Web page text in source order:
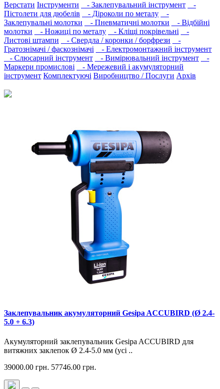
Верстати Інструменти - Заклепувальний інструмент
-
Пістолети для дюбелів
- Діроколи по металу
-
Заклепувальні молотки
- Пневматичні молотки
- Відбійні
молотки
- Ножиці по металу - Кліщі покрівельні
-
Листові штампи
- Свердла / коронки / борфрези
-
Гратознімачі / фаскознімачі
- Електромонтажний інструмент
- Слюсарний інструмент
- Вимірювальний інструмент
-
Маркери промислові
- Мережевий і акумуляторний
інструмент Комплектуючі Виробництво / Послуги Архів
Заклепувальник акумуляторний Gesipa ACCUBIRD (Ø 2.4-
5.0 + 6.3)
Акумуляторний заклепувальник Gesipa ACCUBIRD для
витяжних заклепок Ø 2.4-5.0 мм (усі ..
39000.00 грн. 57746.00 грн.